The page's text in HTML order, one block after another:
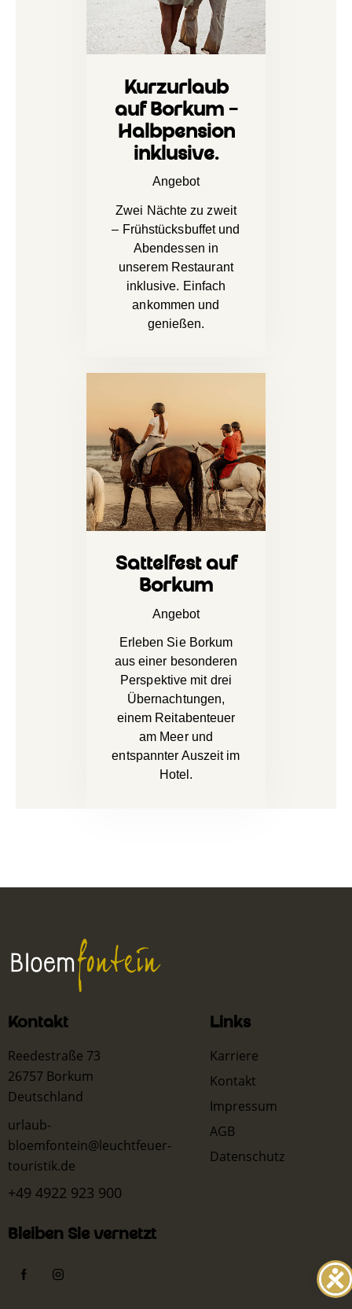
Kurzurlaub
auf Borkum –
Halbpension
inklusive.
Angebot
Zwei Nächte zu zweit
– Frühstücksbuffet und
Abendessen in
unserem Restaurant
inklusive. Einfach
ankommen und
genießen.
Sattelfest auf
Borkum
Angebot
Erleben Sie Borkum
aus einer besonderen
Perspektive mit drei
Übernachtungen,
einem Reitabenteuer
am Meer und
entspannter Auszeit im
Hotel.
Kontakt
Reedestraße 73
26757 Borkum
Deutschland
urlaub-
bloemfontein@leuchtfeuer-
touristik.de
+49 4922 923 900
Links
Karriere
Kontakt
Impressum
AGB
Datenschutz
Bleiben Sie vernetzt